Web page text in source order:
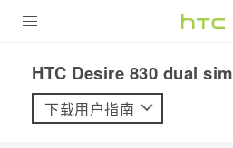
VIVE
HTC Desire 830 dual sim‎
下载用户指南